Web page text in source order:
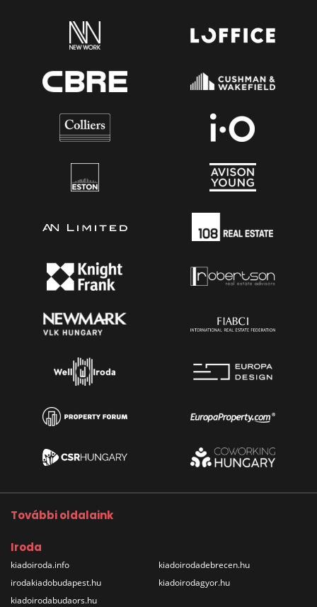
További oldalaink
Iroda
kiadoiroda.info
irodakiadobudapest.hu
kiadoirodabudaors.hu
kiadoirodadebrecen.hu
kiadoirodagyor.hu